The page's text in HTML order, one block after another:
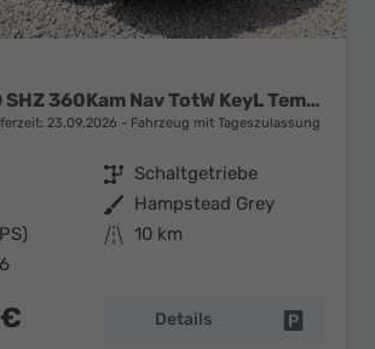
Comfort LED SHZ 360Kam Nav TotW KeyL Temp 17Z
23.09.2026 Fahrzeug mit Tageszulassung
Getriebe Schaltgetriebe
Außenfarbe Hampstead Grey
Kilometerstand 10 km
Details